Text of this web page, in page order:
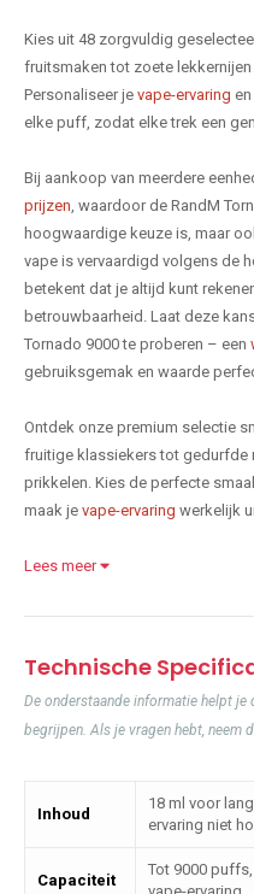
Kies uit 48 zorgvuldig
fruitsmaken tot zoete lekkernijen
Personaliseer je vape-ervaring
elke puff, zodat elke trek een
Bij aankoop van meerdere
prijzen , waardoor de RandM
hoogwaardige keuze is, maar
vape is vervaardigd volgens de
betekent dat je altijd kunt
betrouwbaarheid. Laat deze
Tornado 9000 te proberen – een
gebruiksgemak en waarde
Ontdek onze premium selectie
fruitige klassiekers tot gedurfde
prikkelen. Kies de perfecte
maak je vape-ervaring werkelijk
Lees meer
Technische
De onderstaande informatie helpt
begrijpen. Als je vragen hebt, neem
Inhoud
18 ml voor
ervaring niet
Capaciteit
Tot 9000